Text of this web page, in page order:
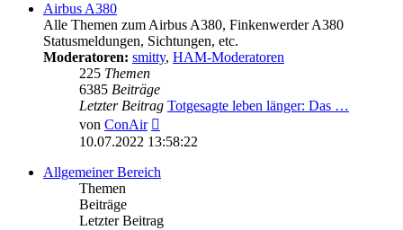
Airbus A380
Alle Themen zum Airbus A380, Finkenwerder A380
Statusmeldungen, Sichtungen, etc.
Moderatoren: smitty, HAM-Moderatoren
225 Themen
6385 Beiträge
Letzter Beitrag Totgesagte leben länger: Das …
von ConAir
Beitrag
10.07.2022 13:58:22
Allgemeiner Bereich
Themen
Beiträge
Letzter Beitrag